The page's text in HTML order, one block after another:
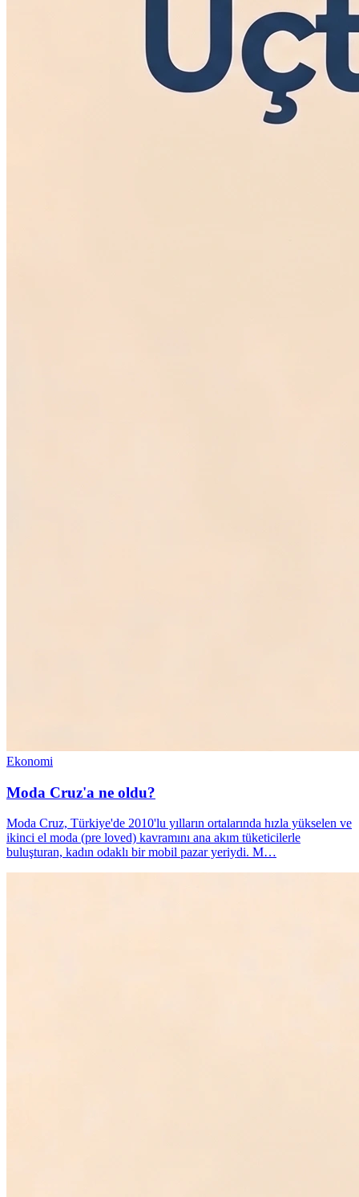
Ekonomi
Moda Cruz'a ne oldu?
Moda Cruz, Türkiye'de 2010'lu yılların ortalarında hızla yükselen ve
ikinci el moda (pre loved) kavramını ana akım tüketicilerle
buluşturan, kadın odaklı bir mobil pazar yeriydi. M…